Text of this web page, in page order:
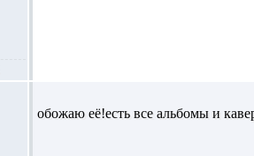
обожаю её!есть все альбомы и